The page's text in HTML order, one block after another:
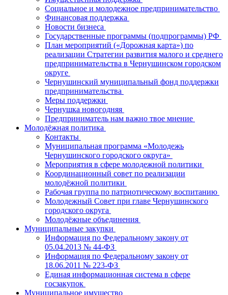
Социальное и молодежное предпринимательство
Финансовая поддержка
Новости бизнеса
Государственные программы (подпрограммы) РФ
План мероприятий («Дорожная карта») по
реализации Стратегии развития малого и среднего
предпринимательства в Чернушинском городском
округе
Чернушинский муниципальный фонд поддержки
предпринимательства
Меры поддержки
Чернушка новогодняя
Предприниматель нам важно твое мнение
Молодёжная политика
Контакты
Муниципальная программа «Молодежь
Чернушинского городского округа»
Мероприятия в сфере молодежной политики
Координационный совет по реализации
молодёжной политики
Рабочая группа по патриотическому воспитанию
Молодежный Совет при главе Чернушинского
городского округа
Молодёжные объединения
Муниципальные закупки
Информация по Федеральному закону от
05.04.2013 № 44-ФЗ
Информация по Федеральному закону от
18.06.2011 № 223-ФЗ
Единая информационная система в сфере
госзакупок
Муниципальное имущество